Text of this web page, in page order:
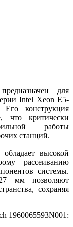
для
Intel Xeon E5-
конструкция
что критически
работы
станций.
высокой
рассеиванию
системы.
мм позволяют
сохраняя
1960065593N001: